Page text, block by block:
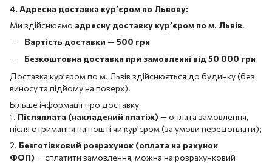
4. Адресна доставка кур’єром по Львову:
Ми здійснюємо адресну доставку кур’єром по м. Львів.
Вартість доставки — 500 грн
Безкоштовна доставка при замовленні від 50 000 грн
Доставка кур’єром по м. Львів здійснюється до будинку (без
виносу та підйому на поверх).
Більше інформації про доставку
1. Післяплата (накладений платіж) — оплата замовлення,
після отримання на пошті чи кур'єром (за умови передоплати);
2. Безготівковий розрахунок (оплата на рахунок
ФОП) — сплатити замовлення, можна на розрахунковий